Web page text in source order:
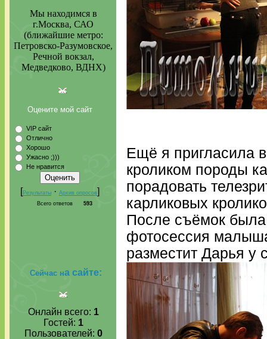
Мы находимся в
г.Москва, САО
(ближайшие метро:
Петровско-Разумовское,
Речной вокзал,
Медведково, ВДНХ)
Оцените мой сайт
VIP сайт
Отлично
Хорошо
Ужасно ;)))
Не нравится
[Результаты · Архив опросов]
Всего ответов 593
Сейчас на сайте:
Онлайн всего: 1
Гостей: 1
Пользователей: 0
Ещё я пригласила
кроликом породы
порадовать
карликовых
После съёмок
фотосессия
разместит Дарья у